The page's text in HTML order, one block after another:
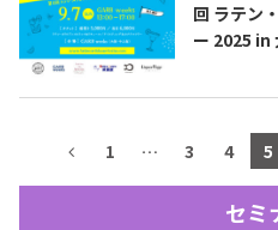
トピックス一覧
Contact
回 ラテン
ー 2025 in
1 … 3 4 5
セミ